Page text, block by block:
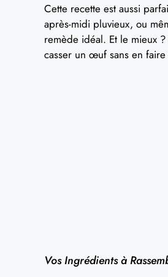
Cette recette est aussi
après-midi pluvieux, ou
remède idéal. Et le mieux
casser un œuf sans en
Vos Ingrédients à